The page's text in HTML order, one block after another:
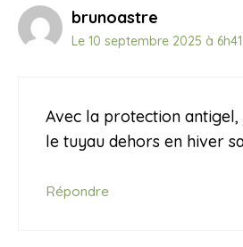
brunoastre
Le 10 septembre 2025 à 6h41
Avec la protection antigel,
le tuyau dehors en hiver
Répondre